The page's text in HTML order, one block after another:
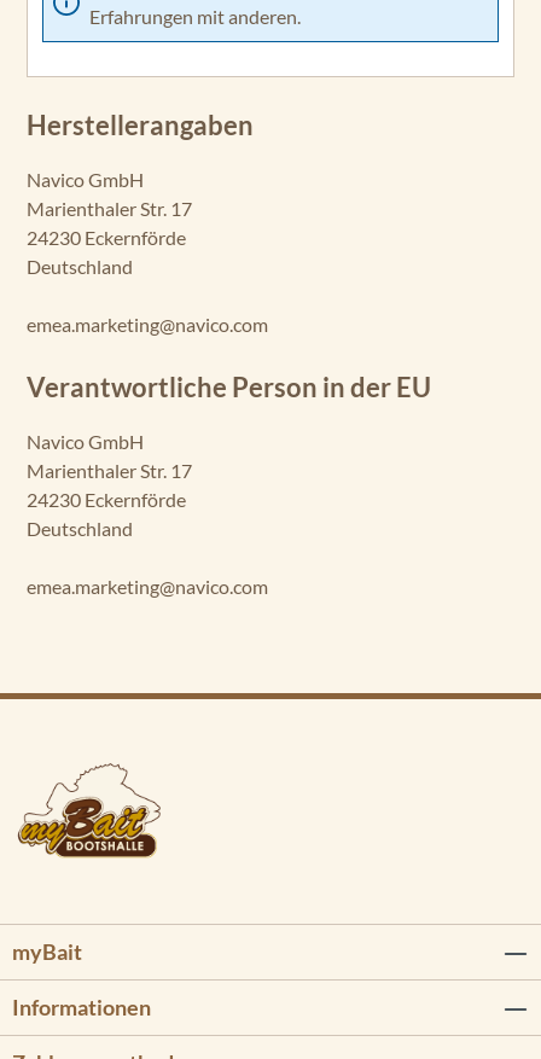
Erfahrungen mit anderen.
Herstellerangaben
Navico GmbH
Marienthaler Str. 17
24230 Eckernförde
Deutschland
emea.marketing@navico.com
Verantwortliche Person in der EU
Navico GmbH
Marienthaler Str. 17
24230 Eckernförde
Deutschland
emea.marketing@navico.com
myBait
Informationen